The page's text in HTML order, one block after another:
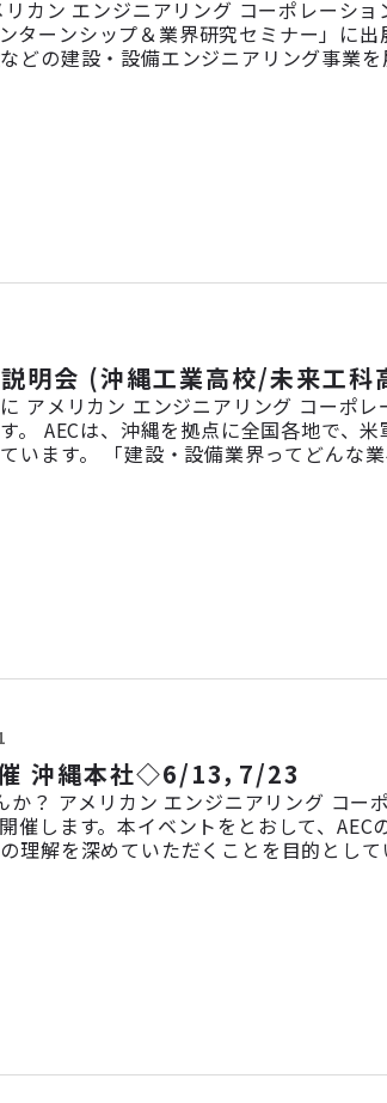
カン エンジニアリング コーポレーシ
ターンシップ＆業界研究セミナー」に
どの建設・設備エンジニアリング事業
説明会 (沖縄工業高校/未来
アメリカン エンジニアリング コーポ
。 AECは、沖縄を拠点に全国各地で、
います。 「建設・設備業界ってどんな
催 沖縄本社◇6/13，7/23
？ アメリカン エンジニアリング コー
催します。本イベントをとおして、
理解を深めていただくことを目的とし